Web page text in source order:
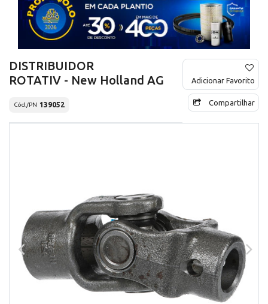
DISTRIBUIDOR
ROTATIV - New Holland AG
Cód./PN 139052
Adicionar Favorito
Compartilhar